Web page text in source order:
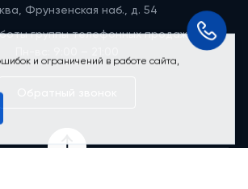
Фрунзенская наб., д. 54
группы телефонных продаж